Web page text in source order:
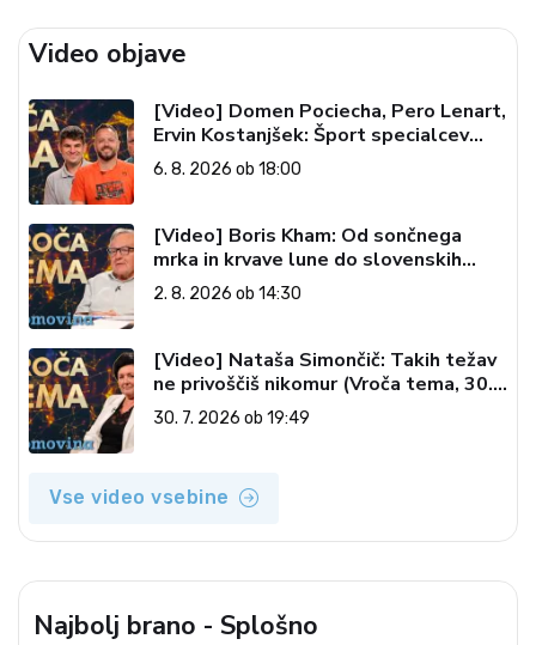
Video objave
[Video] Domen Pociecha, Pero Lenart,
Ervin Kostanjšek: Šport specialcev
(Vroča tema, 6. 8. 2026)
6. 8. 2026 ob 18:00
[Video] Boris Kham: Od sončnega
mrka in krvave lune do slovenskih
pečatov v vesolju (Vroča tema, 2. 8.
2026)
2. 8. 2026 ob 14:30
[Video] Nataša Simončič: Takih težav
ne privoščiš nikomur (Vroča tema, 30.
7. 2026)
30. 7. 2026 ob 19:49
Vse video vsebine
Najbolj brano - Splošno